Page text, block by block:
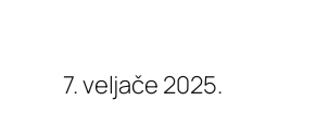
7. veljače 2025.